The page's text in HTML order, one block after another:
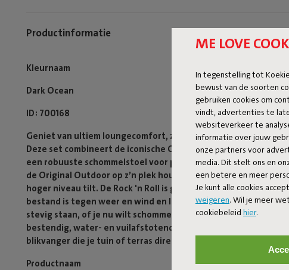
ME LOVE
In tegenstelling tot
bewust van de soorten
gebruiken cookies om
vindt, advertenties te
websiteverkeer te
informatie over jouw
onze partners voor
media. Dit stelt ons en
een betere en meer
Je kunt alle cookies
weigeren. Wil je meer
cookiebeleid hier.
Productinformatie
Kleurnaam
Dark Ocean
ID 700168
Geniet van ultiem loungecomfort, zowel binnen als buiten, met
Deze set combineert de iconische Original Outdoor zitzak met
een robuuste schommelstoel voor pure ontspanning. Het Rock
de Original Outdoor op z’n plek houden, en voilà: je hebt een
hoger niveau tilt. De Rock 'n Roll is gemaakt van
bestand is tegen weer en wind en lang meegaat. Dankzij de
stevig staan, of je nu wilt schommelen of juist stil wilt zitten.
bestendig, water- en vuilafstotend materiaal, waardoor -ie jaar
blikvanger die je tuin of terras direct een upgrade geeft.
Productnaam